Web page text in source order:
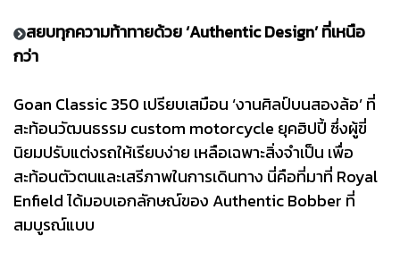
สยบทุกความท้าทายด้วย ‘Authentic Design’ ที่เหนือ
กว่า
Goan Classic 350 เปรียบเสมือน ‘งานศิลป์บนสองล้อ’ ที่
สะท้อนวัฒนธรรม custom motorcycle ยุคฮิปปี้ ซึ่งผู้ขี่
นิยมปรับแต่งรถให้เรียบง่าย เหลือเฉพาะสิ่งจำเป็น เพื่อ
สะท้อนตัวตนและเสรีภาพในการเดินทาง นี่คือที่มาที่ Royal
Enfield ได้มอบเอกลักษณ์ของ Authentic Bobber ที่
สมบูรณ์แบบ